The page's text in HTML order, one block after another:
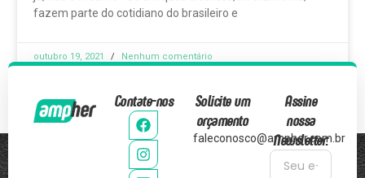
fazem parte do cotidiano do brasileiro e
outubro 19, 2021 Nenhum comentário
Contate-nos
Solicite um
orçamento
faleconosco@ampher.com.br
Assine
nossa
Newsletter: